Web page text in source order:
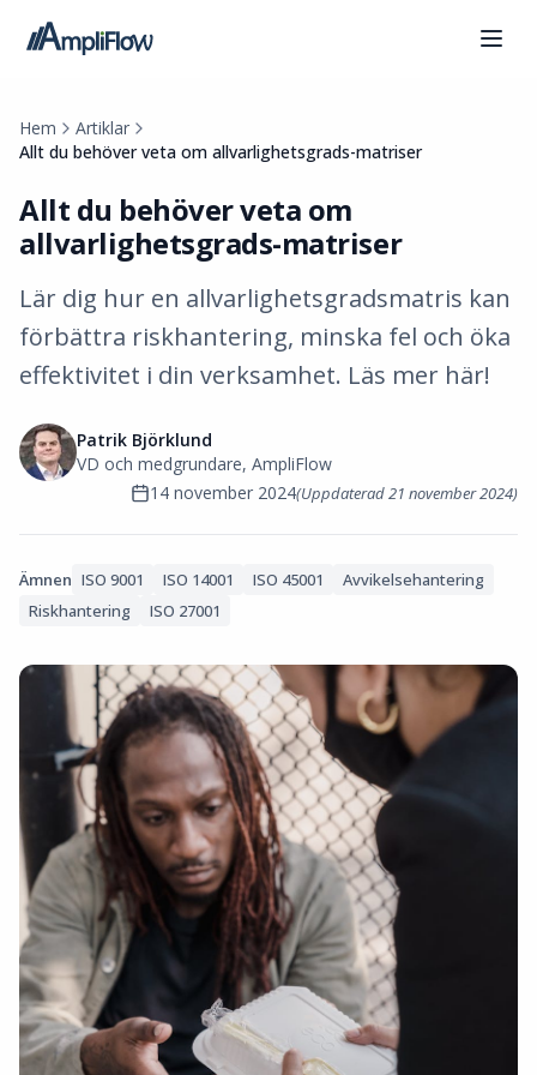
Hem
Artiklar
Allt du behöver veta om allvarlighetsgrads-matriser
Allt du behöver veta om
allvarlighetsgrads-matriser
Lär dig hur en allvarlighetsgradsmatris kan
förbättra riskhantering, minska fel och öka
effektivitet i din verksamhet. Läs mer här!
Patrik Björklund
VD och medgrundare, AmpliFlow
14 november 2024(Uppdaterad21 november 2024)
Ämnen ISO 9001 ISO 14001 ISO 45001
Avvikelsehantering
Riskhantering
ISO 27001